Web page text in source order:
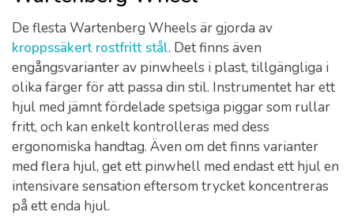
De flesta Wartenberg Wheels är gjorda av
kroppssäkert rostfritt stål. Det finns även
engångsvarianter av pinwheels i plast, tillgängliga i
olika färger för att passa din stil. Instrumentet har ett
hjul med jämnt fördelade spetsiga piggar som rullar
fritt, och kan enkelt kontrolleras med dess
ergonomiska handtag. Även om det finns varianter
med flera hjul, get ett pinwhell med endast ett hjul en
intensivare sensation eftersom trycket koncentreras
på ett enda hjul.